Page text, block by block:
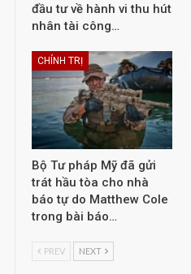
đầu tư về hành vi thu hút
nhân tài công…
CHÍNH TRỊ
Bộ Tư pháp Mỹ đã gửi
trát hầu tòa cho nhà
báo tự do Matthew Cole
trong bài báo…
PREV NEXT